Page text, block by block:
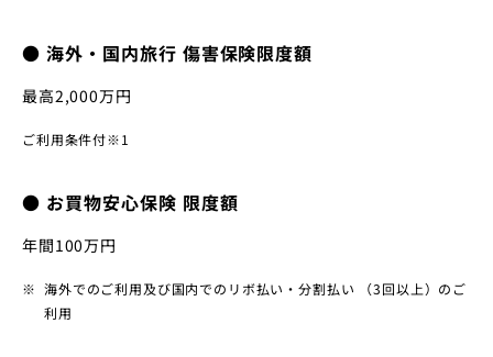
● 海外・国内旅行 傷害保険限度額
最高2,000万円
ご利用条件付※1
● お買物安心保険 限度額
年間100万円
海外でのご利用及び国内でのリボ払い・分割払い （3回以上）のご
利用